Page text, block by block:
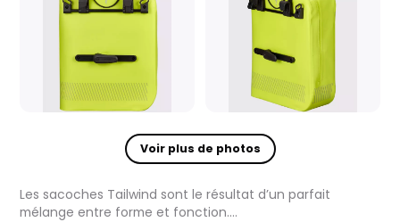
Voir plus de photos
Les sacoches Tailwind sont le résultat d’un parfait
mélange entre forme et fonction.…